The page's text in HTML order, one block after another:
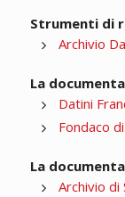
Strumenti di
Archivio
La
Datini
Fondaco
La
Archivio